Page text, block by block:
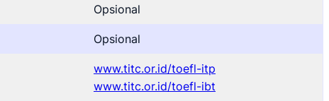
Opsional
Opsional
www.titc.or.id/toefl-itp
www.titc.or.id/toefl-ibt